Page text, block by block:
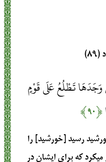
تَطْلُعُ عَلَى قَوْمٍ
﴿۹۰﴾
رسيد [خورشيد] را
كه براى ايشان در